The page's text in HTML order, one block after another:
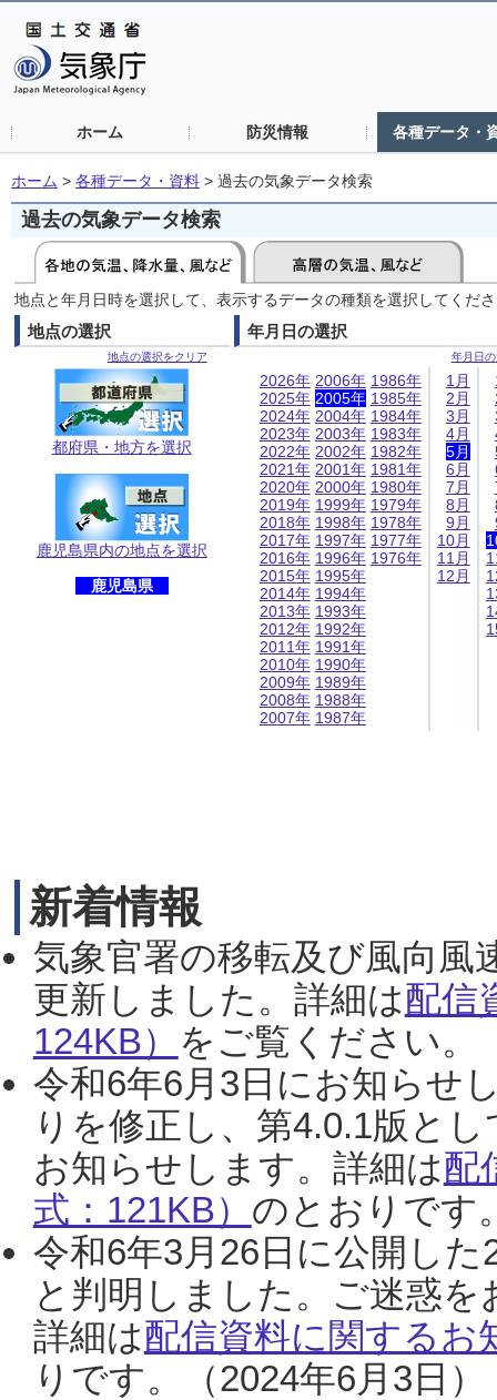
ホーム 防災情報 各種データ・
ホーム > 各種データ・資料 > 過去の気象データ検索
過去の気象データ検索
地点と年月日時を選択して、表示するデータの種類を選択してくだ
地点の選択
地点の選択をクリア
都府県・地方を選択
鹿児島県内の地点を選択
鹿児島県
年月日の選択
年月日
2026年
2025年
2024年
2023年
2022年
2021年
2020年
2019年
2018年
2017年
2016年
2015年
2014年
2013年
2012年
2011年
2010年
2009年
2008年
2007年
2006年
2005年
2004年
2003年
2002年
2001年
2000年
1999年
1998年
1997年
1996年
1995年
1994年
1993年
1992年
1991年
1990年
1989年
1988年
1987年
1986年
1985年
1984年
1983年
1982年
1981年
1980年
1979年
1978年
1977年
1976年
1月
2月
3月
4月
5月
6月
7月
8月
9月
10月
11月
12月
新着情報
気象官署の移転及び風向風
更新しました。詳細は配信
124KB） をご覧ください。
令和6年6月3日にお知らせ
りを修正し、第4.0.1版と
お知らせします。詳細は配
式：121KB） のとおりです
令和6年3月26日に公開し
と判明しました。ご迷惑
詳細は配信資料に関するお
りです。（2024年6月3日）